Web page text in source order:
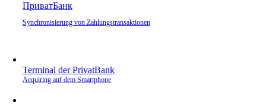
ПриватБанк
Synchronisierung von Zahlungstransaktionen
Terminal der PrivatBank
Acquiring auf dem Smartphone